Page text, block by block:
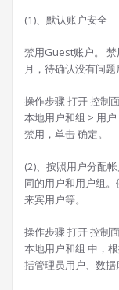
(1)、默认账户安全
禁用Guest账户。
月，待确认没有问题
操作步骤 打开 控制
本地用户和组 > 用
禁用，单击 确定。
(2)、按照用户分配
同的用户和用户组
来宾用户等。
操作步骤 打开 控制
本地用户和组 中，
括管理员用户、数据